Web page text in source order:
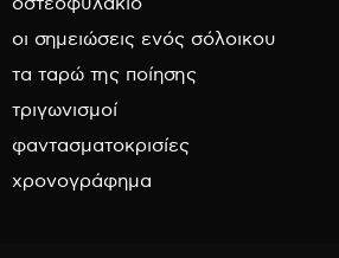
οι σημειώσεις ενός σόλοικου
τα ταρώ της ποίησης
τριγωνισμοί
φαντασματοκρισίες
χρονογράφημα